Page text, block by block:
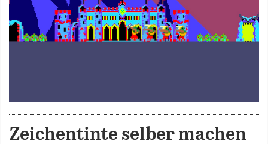
Zeichentinte selber machen